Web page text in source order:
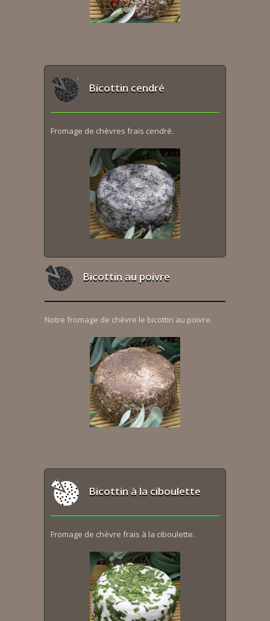
Bicottin cendré
Fromage de chèvres frais cendré.
Bicottin au poivre
Notre fromage de chèvre le bicottin au poivre.
Bicottin à la ciboulette
Fromage de chèvre frais à la ciboulette.